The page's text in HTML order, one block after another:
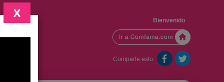
Bienvenido
Comparte esto:
X